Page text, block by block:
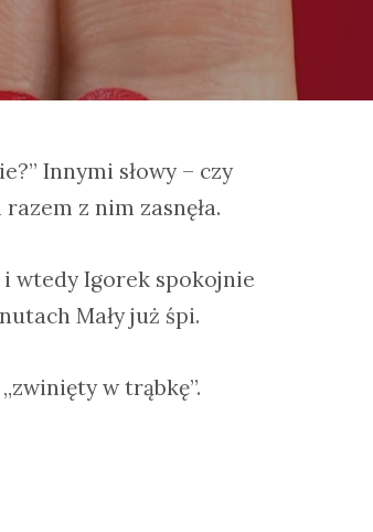
Innymi słowy – czy
z nim zasnęła.
i wtedy Igorek spokojnie
Mały już śpi.
w trąbkę”.